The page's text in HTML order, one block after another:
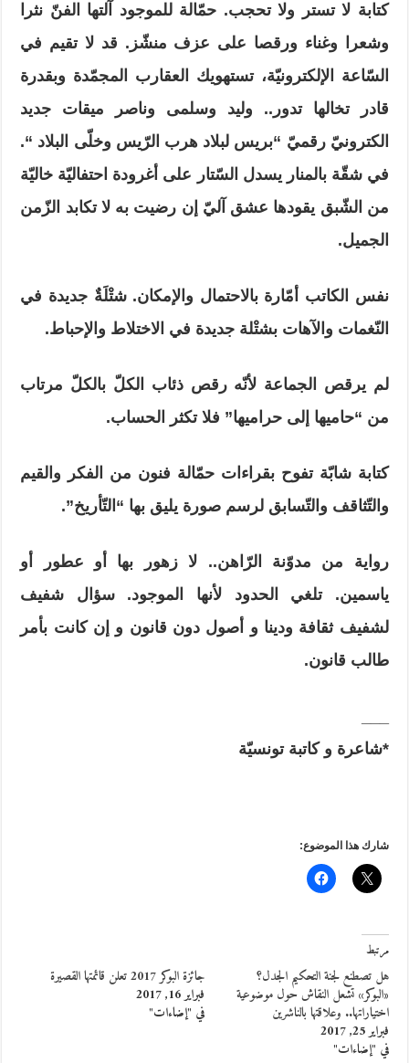
كتابة لا تستر ولا تحجب. حمّالة للموجود آلتها الفنّ نثرا
وشعرا وغناء ورقصا على عزف منشّز. قد لا تقيم في
السّاعة الإلكترونيّة، تستهويك العقارب المجمّدة وبقدرة
قادر تخالها تدور.. وليد وسلمى وناصر ميقات جديد
الكترونيّ رقميّ “بريس لبلاد هرب الرّيس وخلّى البلاد “.
في شقّة بالمنار يسدل السّتار على أغرودة احتفاليّة خاليّة
من الشّبق يقودها عشق آليّ إن رضيت به لا تكابد الزّمن
الجميل.
نفس الكاتب أمّارة بالاحتمال والإمكان. شتْلَةٌ جديدة في
النّغمات والآهات بشتْلة جديدة في الاختلاط والإحباط.
لم يرقص الجماعة لأنّه رقص ذئاب الكلّ بالكلّ مرتاب
من “حاميها إلى حراميها” فلا تكثر الحساب.
كتابة شابّة تفوح بقراءات حمّالة فنون من الفكر والقيم
والتّثاقف والتّسابق لرسم صورة يليق بها “التّأريخ”.
رواية من مدوّنة الرّاهن.. لا زهور بها أو عطور أو
ياسمين. تلغي الحدود لأنها الموجود. سؤال شفيف
لشفيف ثقافة ودينا و أصول دون قانون و إن كانت بأمر
طالب قانون.
*شاعرة و كاتبة تونسيّة
شارك هذا الموضوع:
مرتبط
هل تصطنع لجنة التحكيم الجدل؟
«البوكر» تشعل النقاش حول موضوعية
اختياراتها.. وعلاقتها بالناشرين
فبراير 25, 2017
في "إضاءات"
جائزة البوكر 2017 تعلن قائمتها القصيرة
فبراير 16, 2017
في "إضاءات"